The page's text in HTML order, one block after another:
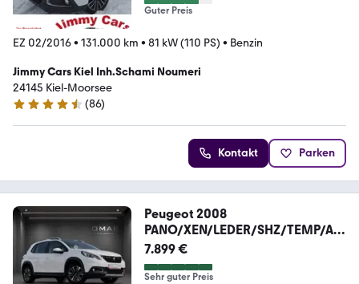
Guter Preis
EZ 02/2016• 131.000 km • 81 kW (110 PS) • Benzin
Jimmy Cars Kiel Inh.Schami Noumeri
24145 Kiel-Moorsee
4.3 Sterne
(86)
Kontakt Parken
Peugeot 2008
PANO/XEN/LEDER/SHZ/TEMP/AL
U
7.899 €
Sehr guter Preis